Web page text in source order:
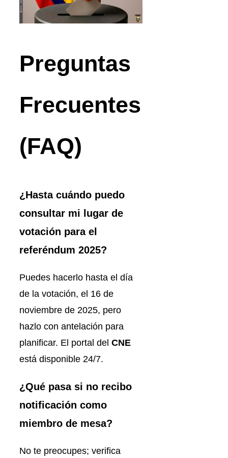
Preguntas
Frecuentes
(FAQ)
¿Hasta cuándo puedo
consultar mi lugar de
votación para el
referéndum 2025?
Puedes hacerlo hasta el día
de la votación, el 16 de
noviembre de 2025, pero
hazlo con antelación para
planificar. El portal del CNE
está disponible 24/7.
¿Qué pasa si no recibo
notificación como
miembro de mesa?
No te preocupes; verifica